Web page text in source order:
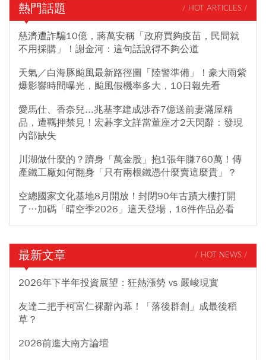
熱門話題 / HOT ARTICLES /
慈濟遭詐騙10億，蔣萬安稱「政府買夠疫苗，民間就
不用採購」！謝金河：這句話說得不夠公道
天氣／白海豚颱風最新路徑圖「陸警準備」！豪大雨紫
爆影響時間曝光，颱風假機率多大，10日報先看
愛馬仕、香奈兒...兆基李建成涉吞7億送前妻滿屋精
品，遭羈押禁見！宏碁李文詳當董座才2天閃辭：發現
內部缺失
川湖做什麼的？躋身「萬金股」抱1張年賺760萬！傳
產鐵工廠如何翻身「只有兩根鐵憑什麼賣這麼貴」？
空總國家文化基地8月開放！封閉90年古蹟大樓打開
了…加碼「晴空季2026」這天登場，16件作品必看
最新文章 / HOT NEWS /
2026年下半年投資展望：狂熱漲勢 vs 嚴峻現實
友達二把手柯富仁裸辭內幕！「落後群創」成最後稻
草？
2026前進大南方論壇